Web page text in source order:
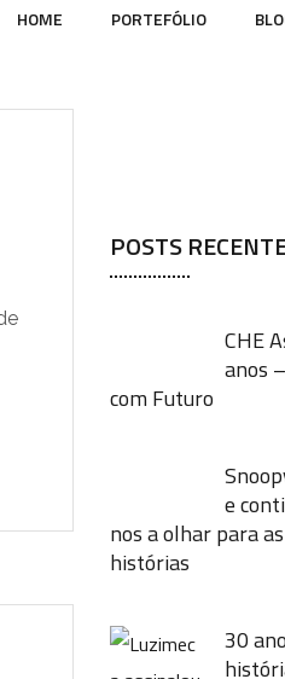
HOME PORTEFÓLIO
POSTS
CHE
anos
com Futuro
e
nos a olhar para
histórias
30